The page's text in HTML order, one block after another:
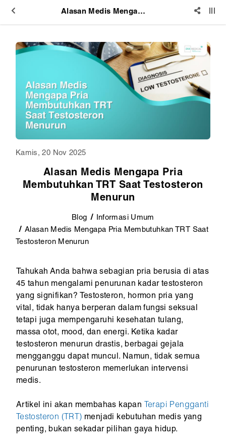
Alasan Medis Mengapa Pria Membutuhkan TRT Saat Testosteron Menurun
Kamis, 20 Nov 2025
Alasan Medis Mengapa Pria
Membutuhkan TRT Saat Testosteron
Menurun
Blog
Informasi Umum
Alasan Medis Mengapa Pria Membutuhkan TRT Saat
Testosteron Menurun
Tahukah Anda bahwa sebagian pria berusia di atas
45 tahun mengalami penurunan kadar testosteron
yang signifikan? Testosteron, hormon pria yang
vital, tidak hanya berperan dalam fungsi seksual
tetapi juga mempengaruhi kesehatan tulang,
massa otot, mood, dan energi. Ketika kadar
testosteron menurun drastis, berbagai gejala
mengganggu dapat muncul. Namun, tidak semua
penurunan testosteron memerlukan intervensi
medis.
Artikel ini akan membahas kapan Terapi Pengganti
Testosteron (TRT) menjadi kebutuhan medis yang
penting, bukan sekadar pilihan gaya hidup.